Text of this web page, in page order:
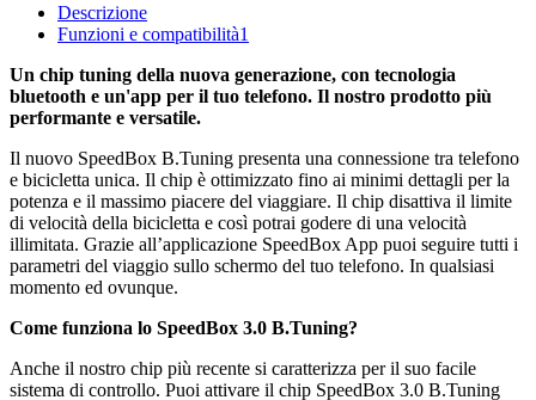
Descrizione
Funzioni e compatibilità1
Un chip tuning della nuova generazione, con tecnologia
bluetooth e un'app per il tuo telefono. Il nostro prodotto più
performante e versatile.
Il nuovo SpeedBox B.Tuning presenta una connessione tra telefono
e bicicletta unica. Il chip è ottimizzato fino ai minimi dettagli per la
potenza e il massimo piacere del viaggiare. Il chip disattiva il limite
di velocità della bicicletta e così potrai godere di una velocità
illimitata. Grazie all’applicazione SpeedBox App puoi seguire tutti i
parametri del viaggio sullo schermo del tuo telefono. In qualsiasi
momento ed ovunque.
Come funziona lo SpeedBox 3.0 B.Tuning?
Anche il nostro chip più recente si caratterizza per il suo facile
sistema di controllo. Puoi attivare il chip SpeedBox 3.0 B.Tuning